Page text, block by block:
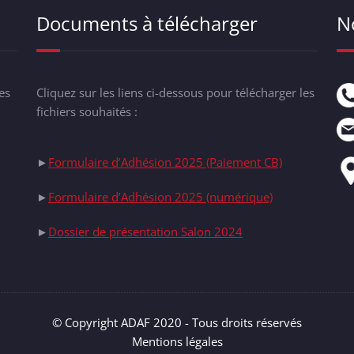
Documents à télécharger
Cliquez sur les liens ci-dessous pour télécharger les
fichiers souhaités :
► Formulaire d’Adhésion 2025 (Paiement CB)
► Formulaire d’Adhésion 2025 (numérique)
► Dossier de présentation Salon 2024
© Copyright ADAF 2020 - Tous droits réservés
Mentions légales